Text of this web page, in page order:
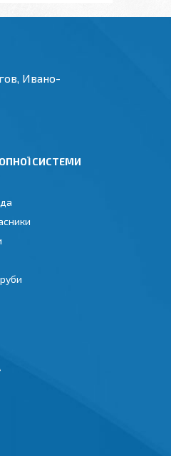
Ивано-
СИСТЕМИ